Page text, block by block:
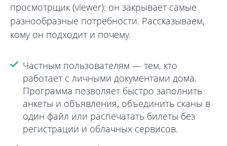
просмотрщик (viewer): он закрывает самые
разнообразные потребности. Рассказываем,
кому он подходит и почему.
Частным пользователям — тем, кто
работает с личными документами дома.
Программа позволяет быстро заполнить
анкеты и объявления, объединить сканы в
один файл или распечатать билеты без
регистрации и облачных сервисов.